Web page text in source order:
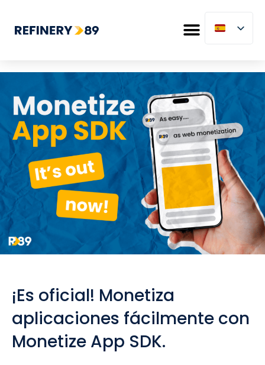
¡Es oficial! Monetiza
aplicaciones fácilmente con
Monetize App SDK.